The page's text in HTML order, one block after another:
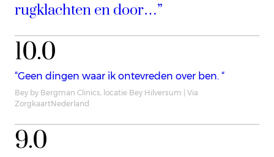
rugklachten en door…”
10.0
“Geen dingen waar ik ontevreden over ben. “
Bey by Bergman Clinics, locatie Bey Hilversum | Via
ZorgkaartNederland
9.0